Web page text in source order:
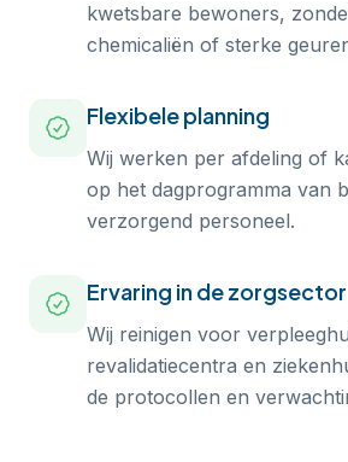
kwetsbare bewoners,
chemicaliën of sterke
Flexibele planning
Wij werken per afdeling of
op het dagprogramma van
verzorgend personeel.
Ervaring in de zorgsector
Wij reinigen voor
revalidatiecentra en
de protocollen en